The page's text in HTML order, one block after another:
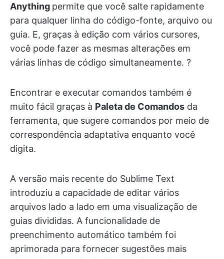
Anything permite que você salte rapidamente
para qualquer linha do código-fonte, arquivo ou
guia. E, graças à edição com vários cursores,
você pode fazer as mesmas alterações em
várias linhas de código simultaneamente. ?
Encontrar e executar comandos também é
muito fácil graças à Paleta de Comandos da
ferramenta, que sugere comandos por meio de
correspondência adaptativa enquanto você
digita.
A versão mais recente do Sublime Text
introduziu a capacidade de editar vários
arquivos lado a lado em uma visualização de
guias divididas. A funcionalidade de
preenchimento automático também foi
aprimorada para fornecer sugestões mais